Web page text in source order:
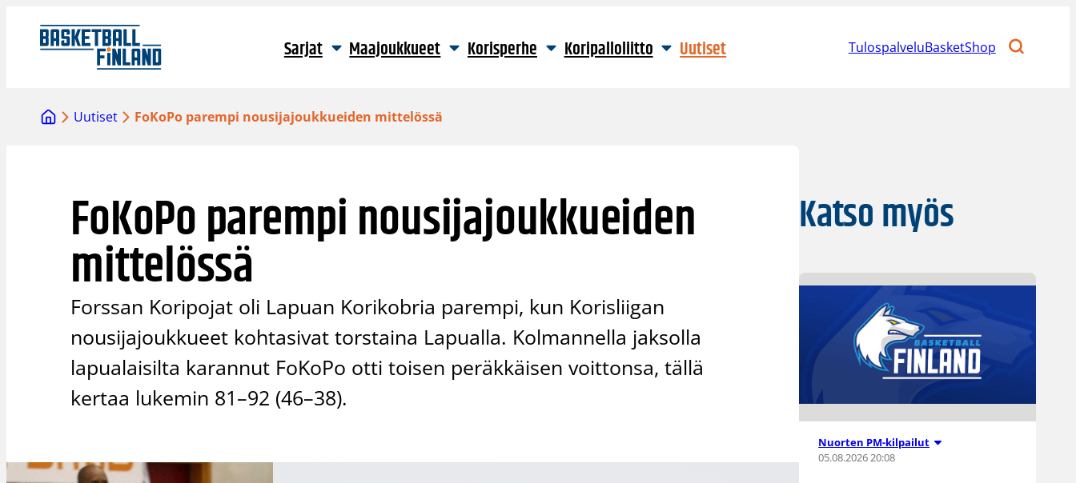
sisältöön
Sarjat Maajoukkueet Korisperhe Koripalloliitto Uutiset TulospalveluBasketShop
Uutiset FoKoPo parempi nousijajoukkueiden mittelössä
FoKoPo parempi nousijajoukkueiden
mittelössä
Forssan Koripojat oli Lapuan Korikobria parempi, kun Korisliigan
nousijajoukkueet kohtasivat torstaina Lapualla. Kolmannella jaksolla
lapualaisilta karannut FoKoPo otti toisen peräkkäisen voittonsa, tällä
kertaa lukemin 81–92 (46–38).
Katso myös
Nuorten PM-kilpailut
05.08.2026 20:08